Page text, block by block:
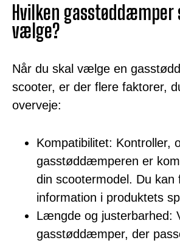
Hvilken gasstøddæmper
vælge?
Når du skal vælge en
scooter, er der flere faktorer,
overveje:
Kompatibilitet: Kontroller,
gasstøddæmperen er
din scootermodel. Du kan
information i produktets
Længde og justerbarhed:
gasstøddæmper, der